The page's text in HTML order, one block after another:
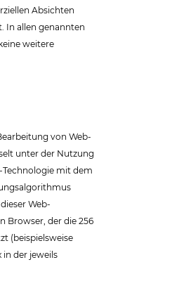
Absichten
In allen genannten
weitere
von Web-
unter der Nutzung
Technologie mit dem
Web-
Browser, der die 256
(beispielsweise
in der jeweils